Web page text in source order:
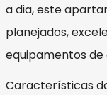
a dia, este
planejados,
equipamentos de
Características